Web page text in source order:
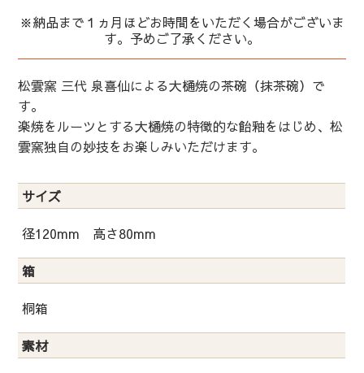
※納品まで１ヵ月ほどお時間をいただく場合がございま
す。予めご了承ください。
松雲窯 三代 泉喜仙による大樋焼の茶碗（抹茶碗）で
す。
楽焼をルーツとする大樋焼の特徴的な飴釉をはじめ、松
雲窯独自の妙技をお楽しみいただけます。
サイズ
径120mm 高さ80mm
箱
桐箱
素材